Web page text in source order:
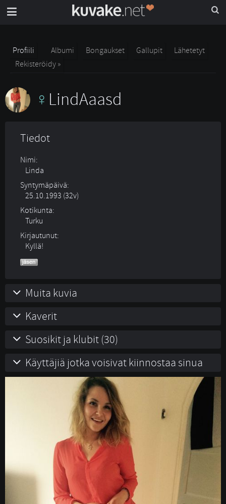
Profiili Albumi Bongaukset Gallupit
Lähetetyt
Rekisteröidy »
LindAaasd
Tiedot
Nimi:
Linda
Syntymäpäivä:
25.10.1993 (32v)
Kotikunta:
Turku
Kirjautunut:
Kyllä!
Muita kuvia
Kaverit
Suosikit ja klubit (30)
Käyttäjiä jotka voisivat kiinnostaa sinua